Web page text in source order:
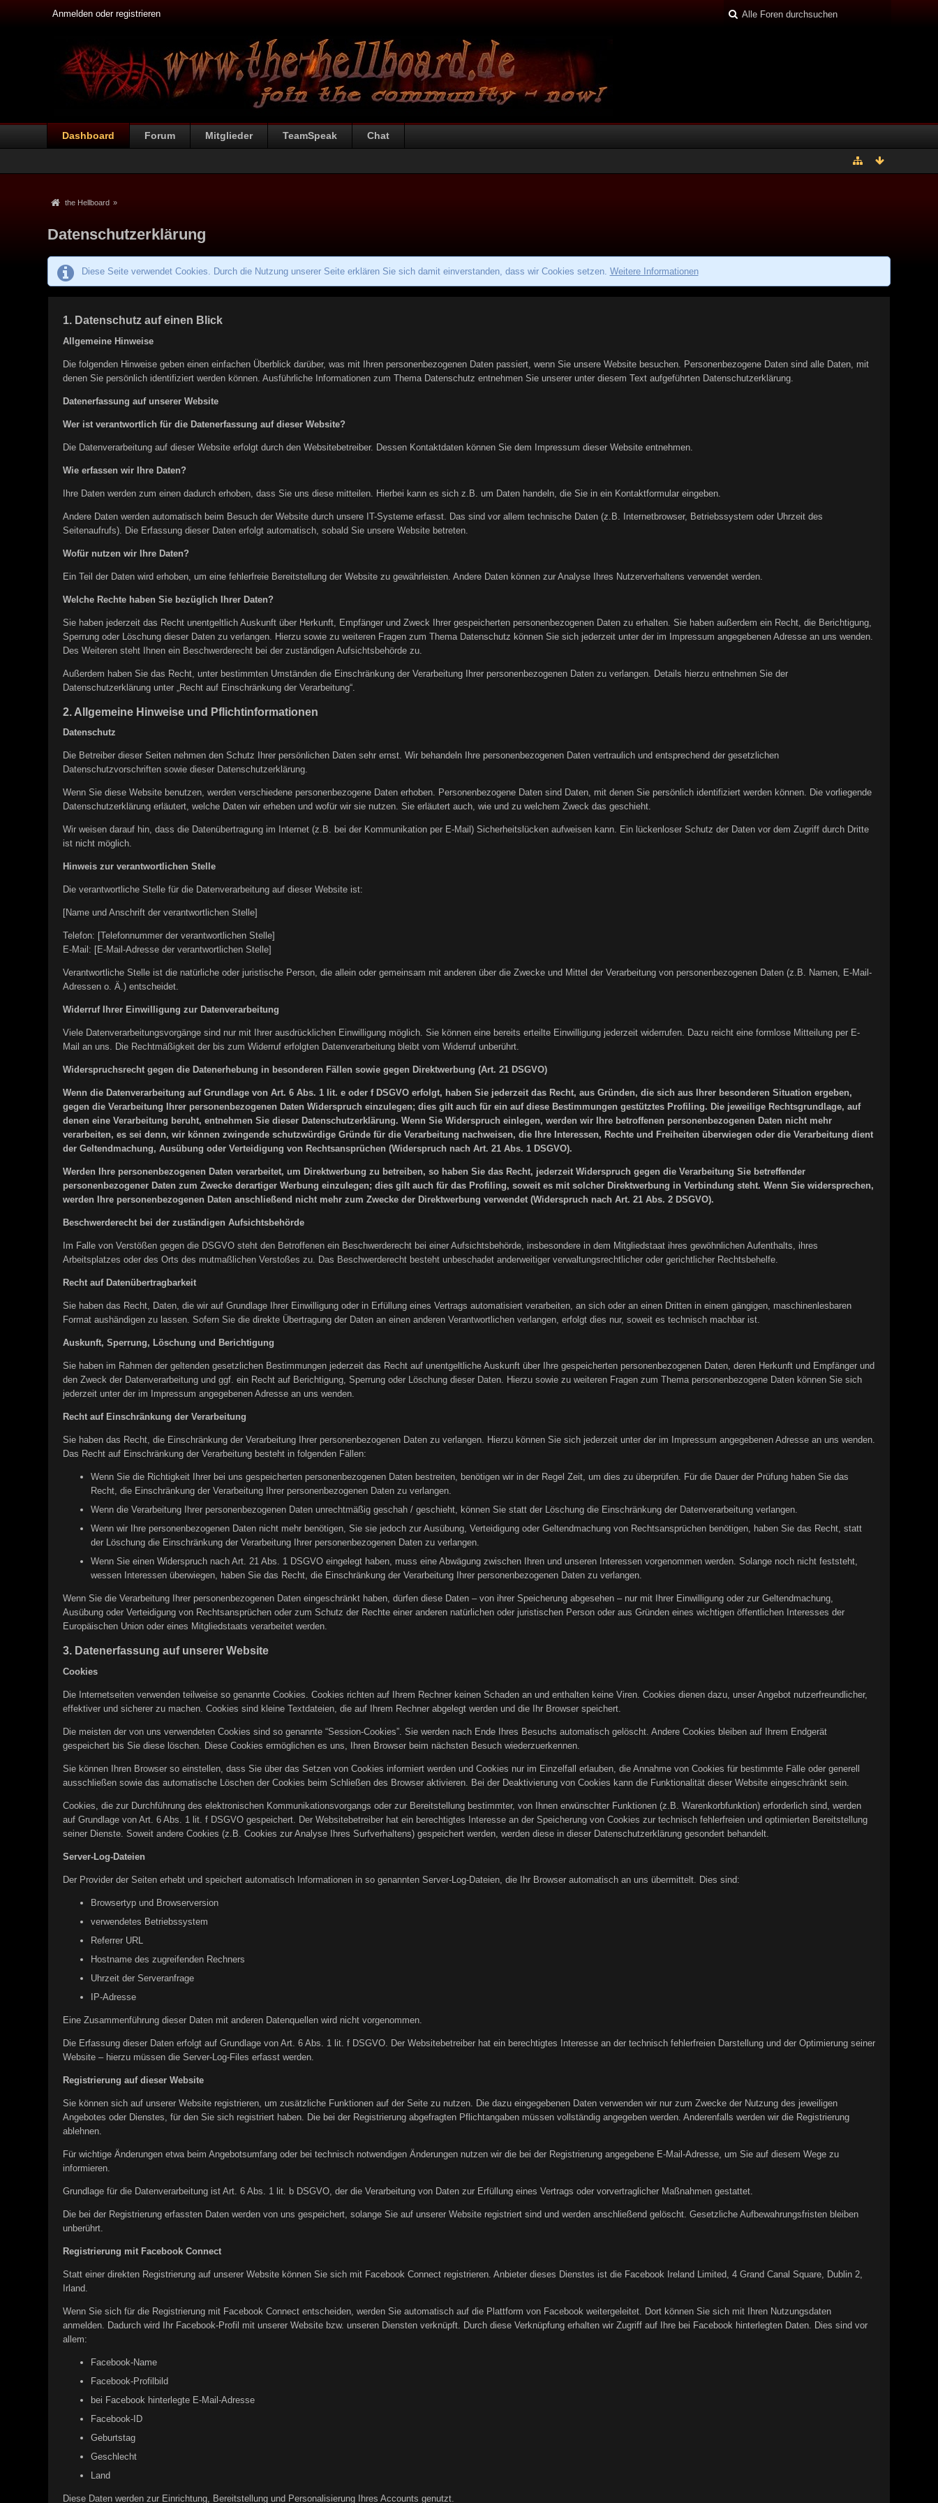
Anmelden oder registrieren
Dashboard Forum Mitglieder TeamSpeak Chat
the Hellboard »
Datenschutzerklärung
Diese Seite verwendet Cookies. Durch die Nutzung unserer Seite erklären Sie sich damit einverstanden, dass wir Cookies setzen. Weitere Informationen
1. Datenschutz auf einen Blick
Allgemeine Hinweise
Die folgenden Hinweise geben einen einfachen Überblick darüber, was mit Ihren personenbezogenen Daten passiert, wenn Sie unsere Website besuchen. Personenbezogene Daten sind alle Daten, mit
denen Sie persönlich identifiziert werden können. Ausführliche Informationen zum Thema Datenschutz entnehmen Sie unserer unter diesem Text aufgeführten Datenschutzerklärung.
Datenerfassung auf unserer Website
Wer ist verantwortlich für die Datenerfassung auf dieser Website?
Die Datenverarbeitung auf dieser Website erfolgt durch den Websitebetreiber. Dessen Kontaktdaten können Sie dem Impressum dieser Website entnehmen.
Wie erfassen wir Ihre Daten?
Ihre Daten werden zum einen dadurch erhoben, dass Sie uns diese mitteilen. Hierbei kann es sich z.B. um Daten handeln, die Sie in ein Kontaktformular eingeben.
Andere Daten werden automatisch beim Besuch der Website durch unsere IT-Systeme erfasst. Das sind vor allem technische Daten (z.B. Internetbrowser, Betriebssystem oder Uhrzeit des
Seitenaufrufs). Die Erfassung dieser Daten erfolgt automatisch, sobald Sie unsere Website betreten.
Wofür nutzen wir Ihre Daten?
Ein Teil der Daten wird erhoben, um eine fehlerfreie Bereitstellung der Website zu gewährleisten. Andere Daten können zur Analyse Ihres Nutzerverhaltens verwendet werden.
Welche Rechte haben Sie bezüglich Ihrer Daten?
Sie haben jederzeit das Recht unentgeltlich Auskunft über Herkunft, Empfänger und Zweck Ihrer gespeicherten personenbezogenen Daten zu erhalten. Sie haben außerdem ein Recht, die Berichtigung,
Sperrung oder Löschung dieser Daten zu verlangen. Hierzu sowie zu weiteren Fragen zum Thema Datenschutz können Sie sich jederzeit unter der im Impressum angegebenen Adresse an uns wenden.
Des Weiteren steht Ihnen ein Beschwerderecht bei der zuständigen Aufsichtsbehörde zu.
Außerdem haben Sie das Recht, unter bestimmten Umständen die Einschränkung der Verarbeitung Ihrer personenbezogenen Daten zu verlangen. Details hierzu entnehmen Sie der
Datenschutzerklärung unter „Recht auf Einschränkung der Verarbeitung“.
2. Allgemeine Hinweise und Pflichtinformationen
Datenschutz
Die Betreiber dieser Seiten nehmen den Schutz Ihrer persönlichen Daten sehr ernst. Wir behandeln Ihre personenbezogenen Daten vertraulich und entsprechend der gesetzlichen
Datenschutzvorschriften sowie dieser Datenschutzerklärung.
Wenn Sie diese Website benutzen, werden verschiedene personenbezogene Daten erhoben. Personenbezogene Daten sind Daten, mit denen Sie persönlich identifiziert werden können. Die vorliegende
Datenschutzerklärung erläutert, welche Daten wir erheben und wofür wir sie nutzen. Sie erläutert auch, wie und zu welchem Zweck das geschieht.
Wir weisen darauf hin, dass die Datenübertragung im Internet (z.B. bei der Kommunikation per E-Mail) Sicherheitslücken aufweisen kann. Ein lückenloser Schutz der Daten vor dem Zugriff durch Dritte
ist nicht möglich.
Hinweis zur verantwortlichen Stelle
Die verantwortliche Stelle für die Datenverarbeitung auf dieser Website ist:
[Name und Anschrift der verantwortlichen Stelle]
Telefon: [Telefonnummer der verantwortlichen Stelle]
E-Mail: [E-Mail-Adresse der verantwortlichen Stelle]
Verantwortliche Stelle ist die natürliche oder juristische Person, die allein oder gemeinsam mit anderen über die Zwecke und Mittel der Verarbeitung von personenbezogenen Daten (z.B. Namen, E-Mail-
Adressen o. Ä.) entscheidet.
Widerruf Ihrer Einwilligung zur Datenverarbeitung
Viele Datenverarbeitungsvorgänge sind nur mit Ihrer ausdrücklichen Einwilligung möglich. Sie können eine bereits erteilte Einwilligung jederzeit widerrufen. Dazu reicht eine formlose Mitteilung per E-
Mail an uns. Die Rechtmäßigkeit der bis zum Widerruf erfolgten Datenverarbeitung bleibt vom Widerruf unberührt.
Widerspruchsrecht gegen die Datenerhebung in besonderen Fällen sowie gegen Direktwerbung (Art. 21 DSGVO)
Wenn die Datenverarbeitung auf Grundlage von Art. 6 Abs. 1 lit. e oder f DSGVO erfolgt, haben Sie jederzeit das Recht, aus Gründen, die sich aus Ihrer besonderen Situation ergeben,
gegen die Verarbeitung Ihrer personenbezogenen Daten Widerspruch einzulegen; dies gilt auch für ein auf diese Bestimmungen gestütztes Profiling. Die jeweilige Rechtsgrundlage, auf
denen eine Verarbeitung beruht, entnehmen Sie dieser Datenschutzerklärung. Wenn Sie Widerspruch einlegen, werden wir Ihre betroffenen personenbezogenen Daten nicht mehr
verarbeiten, es sei denn, wir können zwingende schutzwürdige Gründe für die Verarbeitung nachweisen, die Ihre Interessen, Rechte und Freiheiten überwiegen oder die Verarbeitung dient
der Geltendmachung, Ausübung oder Verteidigung von Rechtsansprüchen (Widerspruch nach Art. 21 Abs. 1 DSGVO).
Werden Ihre personenbezogenen Daten verarbeitet, um Direktwerbung zu betreiben, so haben Sie das Recht, jederzeit Widerspruch gegen die Verarbeitung Sie betreffender
personenbezogener Daten zum Zwecke derartiger Werbung einzulegen; dies gilt auch für das Profiling, soweit es mit solcher Direktwerbung in Verbindung steht. Wenn Sie widersprechen,
werden Ihre personenbezogenen Daten anschließend nicht mehr zum Zwecke der Direktwerbung verwendet (Widerspruch nach Art. 21 Abs. 2 DSGVO).
Beschwerderecht bei der zuständigen Aufsichtsbehörde
Im Falle von Verstößen gegen die DSGVO steht den Betroffenen ein Beschwerderecht bei einer Aufsichtsbehörde, insbesondere in dem Mitgliedstaat ihres gewöhnlichen Aufenthalts, ihres
Arbeitsplatzes oder des Orts des mutmaßlichen Verstoßes zu. Das Beschwerderecht besteht unbeschadet anderweitiger verwaltungsrechtlicher oder gerichtlicher Rechtsbehelfe.
Recht auf Datenübertragbarkeit
Sie haben das Recht, Daten, die wir auf Grundlage Ihrer Einwilligung oder in Erfüllung eines Vertrags automatisiert verarbeiten, an sich oder an einen Dritten in einem gängigen, maschinenlesbaren
Format aushändigen zu lassen. Sofern Sie die direkte Übertragung der Daten an einen anderen Verantwortlichen verlangen, erfolgt dies nur, soweit es technisch machbar ist.
Auskunft, Sperrung, Löschung und Berichtigung
Sie haben im Rahmen der geltenden gesetzlichen Bestimmungen jederzeit das Recht auf unentgeltliche Auskunft über Ihre gespeicherten personenbezogenen Daten, deren Herkunft und Empfänger und
den Zweck der Datenverarbeitung und ggf. ein Recht auf Berichtigung, Sperrung oder Löschung dieser Daten. Hierzu sowie zu weiteren Fragen zum Thema personenbezogene Daten können Sie sich
jederzeit unter der im Impressum angegebenen Adresse an uns wenden.
Recht auf Einschränkung der Verarbeitung
Sie haben das Recht, die Einschränkung der Verarbeitung Ihrer personenbezogenen Daten zu verlangen. Hierzu können Sie sich jederzeit unter der im Impressum angegebenen Adresse an uns wenden.
Das Recht auf Einschränkung der Verarbeitung besteht in folgenden Fällen:
Wenn Sie die Richtigkeit Ihrer bei uns gespeicherten personenbezogenen Daten bestreiten, benötigen wir in der Regel Zeit, um dies zu überprüfen. Für die Dauer der Prüfung haben Sie das
Recht, die Einschränkung der Verarbeitung Ihrer personenbezogenen Daten zu verlangen.
Wenn die Verarbeitung Ihrer personenbezogenen Daten unrechtmäßig geschah / geschieht, können Sie statt der Löschung die Einschränkung der Datenverarbeitung verlangen.
Wenn wir Ihre personenbezogenen Daten nicht mehr benötigen, Sie sie jedoch zur Ausübung, Verteidigung oder Geltendmachung von Rechtsansprüchen benötigen, haben Sie das Recht, statt
der Löschung die Einschränkung der Verarbeitung Ihrer personenbezogenen Daten zu verlangen.
Wenn Sie einen Widerspruch nach Art. 21 Abs. 1 DSGVO eingelegt haben, muss eine Abwägung zwischen Ihren und unseren Interessen vorgenommen werden. Solange noch nicht feststeht,
wessen Interessen überwiegen, haben Sie das Recht, die Einschränkung der Verarbeitung Ihrer personenbezogenen Daten zu verlangen.
Wenn Sie die Verarbeitung Ihrer personenbezogenen Daten eingeschränkt haben, dürfen diese Daten – von ihrer Speicherung abgesehen – nur mit Ihrer Einwilligung oder zur Geltendmachung,
Ausübung oder Verteidigung von Rechtsansprüchen oder zum Schutz der Rechte einer anderen natürlichen oder juristischen Person oder aus Gründen eines wichtigen öffentlichen Interesses der
Europäischen Union oder eines Mitgliedstaats verarbeitet werden.
3. Datenerfassung auf unserer Website
Cookies
Die Internetseiten verwenden teilweise so genannte Cookies. Cookies richten auf Ihrem Rechner keinen Schaden an und enthalten keine Viren. Cookies dienen dazu, unser Angebot nutzerfreundlicher,
effektiver und sicherer zu machen. Cookies sind kleine Textdateien, die auf Ihrem Rechner abgelegt werden und die Ihr Browser speichert.
Die meisten der von uns verwendeten Cookies sind so genannte “Session-Cookies”. Sie werden nach Ende Ihres Besuchs automatisch gelöscht. Andere Cookies bleiben auf Ihrem Endgerät
gespeichert bis Sie diese löschen. Diese Cookies ermöglichen es uns, Ihren Browser beim nächsten Besuch wiederzuerkennen.
Sie können Ihren Browser so einstellen, dass Sie über das Setzen von Cookies informiert werden und Cookies nur im Einzelfall erlauben, die Annahme von Cookies für bestimmte Fälle oder generell
ausschließen sowie das automatische Löschen der Cookies beim Schließen des Browser aktivieren. Bei der Deaktivierung von Cookies kann die Funktionalität dieser Website eingeschränkt sein.
Cookies, die zur Durchführung des elektronischen Kommunikationsvorgangs oder zur Bereitstellung bestimmter, von Ihnen erwünschter Funktionen (z.B. Warenkorbfunktion) erforderlich sind, werden
auf Grundlage von Art. 6 Abs. 1 lit. f DSGVO gespeichert. Der Websitebetreiber hat ein berechtigtes Interesse an der Speicherung von Cookies zur technisch fehlerfreien und optimierten Bereitstellung
seiner Dienste. Soweit andere Cookies (z.B. Cookies zur Analyse Ihres Surfverhaltens) gespeichert werden, werden diese in dieser Datenschutzerklärung gesondert behandelt.
Server-Log-Dateien
Der Provider der Seiten erhebt und speichert automatisch Informationen in so genannten Server-Log-Dateien, die Ihr Browser automatisch an uns übermittelt. Dies sind:
Browsertyp und Browserversion
verwendetes Betriebssystem
Referrer URL
Hostname des zugreifenden Rechners
Uhrzeit der Serveranfrage
IP-Adresse
Eine Zusammenführung dieser Daten mit anderen Datenquellen wird nicht vorgenommen.
Die Erfassung dieser Daten erfolgt auf Grundlage von Art. 6 Abs. 1 lit. f DSGVO. Der Websitebetreiber hat ein berechtigtes Interesse an der technisch fehlerfreien Darstellung und der Optimierung seiner
Website – hierzu müssen die Server-Log-Files erfasst werden.
Registrierung auf dieser Website
Sie können sich auf unserer Website registrieren, um zusätzliche Funktionen auf der Seite zu nutzen. Die dazu eingegebenen Daten verwenden wir nur zum Zwecke der Nutzung des jeweiligen
Angebotes oder Dienstes, für den Sie sich registriert haben. Die bei der Registrierung abgefragten Pflichtangaben müssen vollständig angegeben werden. Anderenfalls werden wir die Registrierung
ablehnen.
Für wichtige Änderungen etwa beim Angebotsumfang oder bei technisch notwendigen Änderungen nutzen wir die bei der Registrierung angegebene E-Mail-Adresse, um Sie auf diesem Wege zu
informieren.
Grundlage für die Datenverarbeitung ist Art. 6 Abs. 1 lit. b DSGVO, der die Verarbeitung von Daten zur Erfüllung eines Vertrags oder vorvertraglicher Maßnahmen gestattet.
Die bei der Registrierung erfassten Daten werden von uns gespeichert, solange Sie auf unserer Website registriert sind und werden anschließend gelöscht. Gesetzliche Aufbewahrungsfristen bleiben
unberührt.
Registrierung mit Facebook Connect
Statt einer direkten Registrierung auf unserer Website können Sie sich mit Facebook Connect registrieren. Anbieter dieses Dienstes ist die Facebook Ireland Limited, 4 Grand Canal Square, Dublin 2,
Irland.
Wenn Sie sich für die Registrierung mit Facebook Connect entscheiden, werden Sie automatisch auf die Plattform von Facebook weitergeleitet. Dort können Sie sich mit Ihren Nutzungsdaten
anmelden. Dadurch wird Ihr Facebook-Profil mit unserer Website bzw. unseren Diensten verknüpft. Durch diese Verknüpfung erhalten wir Zugriff auf Ihre bei Facebook hinterlegten Daten. Dies sind vor
allem:
Facebook-Name
Facebook-Profilbild
bei Facebook hinterlegte E-Mail-Adresse
Facebook-ID
Geburtstag
Geschlecht
Land
Diese Daten werden zur Einrichtung, Bereitstellung und Personalisierung Ihres Accounts genutzt.